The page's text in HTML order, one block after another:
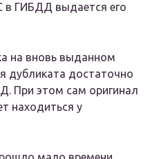
в ГИБДД выдается его
на вновь выданном
дубликата достаточно
При этом сам оригинал
находиться у